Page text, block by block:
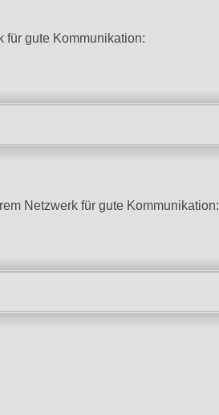
für gute Kommunikation:
Netzwerk für gute Kommunikation: